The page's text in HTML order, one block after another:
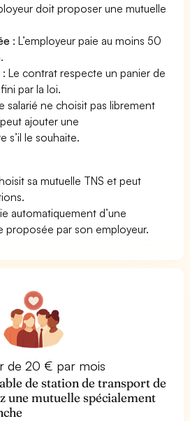
doit proposer une mutuelle
: L’employeur paie au moins 50
: Le contrat respecte un panier de
par la loi.
salarié ne choisit pas librement
ajouter une
s’il le souhaite.
sa mutuelle TNS et peut
automatiquement d’une
proposée par son employeur.
de 20 € par mois
de station de transport de
une mutuelle spécialement